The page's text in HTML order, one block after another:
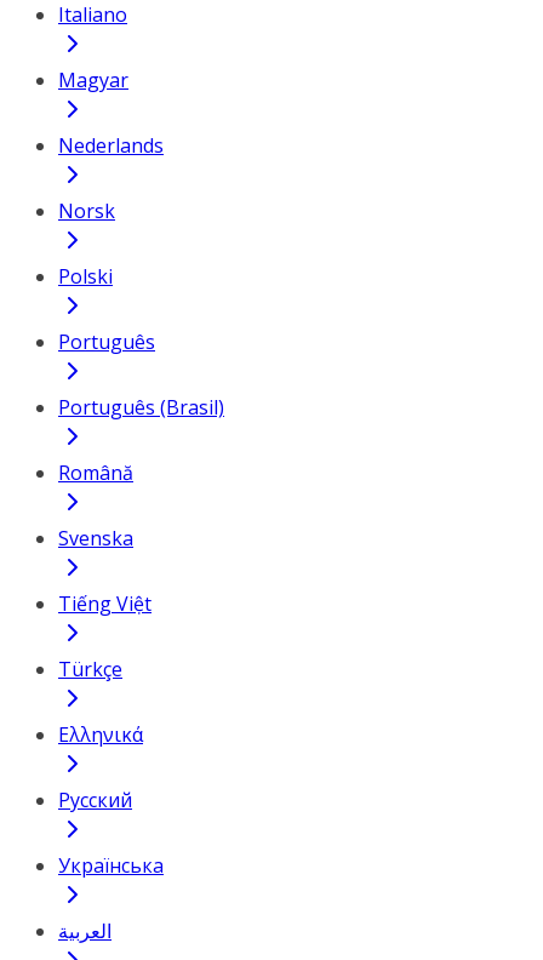
Italiano
Magyar
Nederlands
Norsk
Polski
Português
Português (Brasil)
Română
Svenska
Tiếng Việt
Türkçe
Ελληνικά
Русский
Українська
العربية